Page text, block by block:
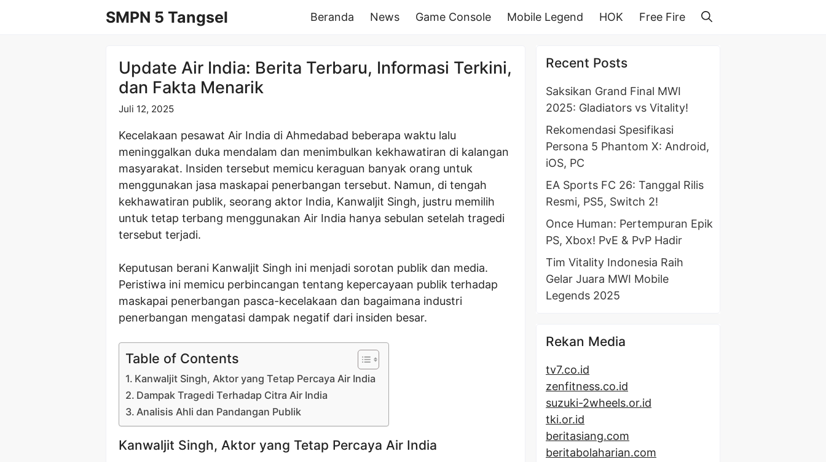
SMPN 5 Tangsel Beranda News Game Console Mobile Legend HOK Free Fire
Update Air India: Berita Terbaru, Informasi Terkini,
dan Fakta Menarik
Juli 12, 2025
Kecelakaan pesawat Air India di Ahmedabad beberapa waktu lalu
meninggalkan duka mendalam dan menimbulkan kekhawatiran di kalangan
masyarakat. Insiden tersebut memicu keraguan banyak orang untuk
menggunakan jasa maskapai penerbangan tersebut. Namun, di tengah
kekhawatiran publik, seorang aktor India, Kanwaljit Singh, justru memilih
untuk tetap terbang menggunakan Air India hanya sebulan setelah tragedi
tersebut terjadi.
Keputusan berani Kanwaljit Singh ini menjadi sorotan publik dan media.
Peristiwa ini memicu perbincangan tentang kepercayaan publik terhadap
maskapai penerbangan pasca-kecelakaan dan bagaimana industri
penerbangan mengatasi dampak negatif dari insiden besar.
Table of Contents
Kanwaljit Singh, Aktor yang Tetap Percaya Air India
Dampak Tragedi Terhadap Citra Air India
Analisis Ahli dan Pandangan Publik
Kanwaljit Singh, Aktor yang Tetap Percaya Air India
Recent Posts
Saksikan Grand Final MWI
2025: Gladiators vs Vitality!
Rekomendasi Spesifikasi
Persona 5 Phantom X: Android,
iOS, PC
EA Sports FC 26: Tanggal Rilis
Resmi, PS5, Switch 2!
Once Human: Pertempuran Epik
PS, Xbox! PvE & PvP Hadir
Tim Vitality Indonesia Raih
Gelar Juara MWI Mobile
Legends 2025
Rekan Media
tv7.co.id
zenfitness.co.id
suzuki-2wheels.or.id
tki.or.id
beritasiang.com
beritabolaharian.com